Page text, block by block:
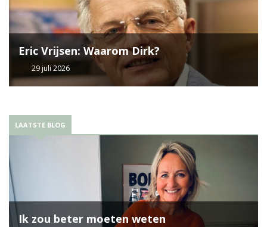
Eric Vrijsen: Waarom Dirk?
29 juli 2026
LAATSTE BLOG
Ik zou beter moeten weten